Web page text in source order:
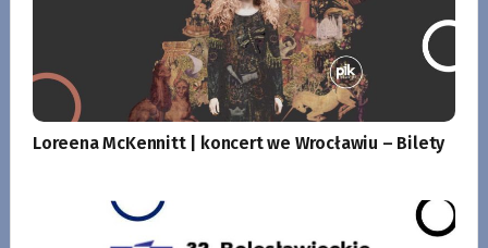
Loreena McKennitt | koncert we Wrocławiu – Bilety